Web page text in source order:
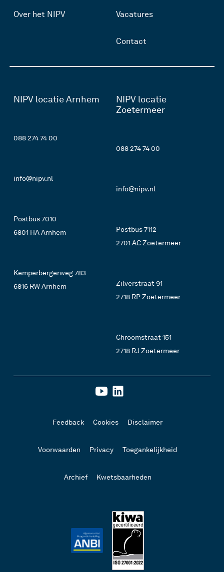
Over het NIPV Vacatures
Contact
NIPV locatie Arnhem
088 274 74 00
info@nipv.nl
Postbus 7010
6801 HA Arnhem
Kemperbergerweg 783
6816 RW Arnhem
NIPV locatie
Zoetermeer
088 274 74 00
info@nipv.nl
Postbus 7112
2701 AC Zoetermeer
Zilverstraat 91
2718 RP Zoetermeer
Chroomstraat 151
2718 RJ Zoetermeer
Feedback Cookies Disclaimer
Voorwaarden Privacy Toegankelijkheid
Archief Kwetsbaarheden